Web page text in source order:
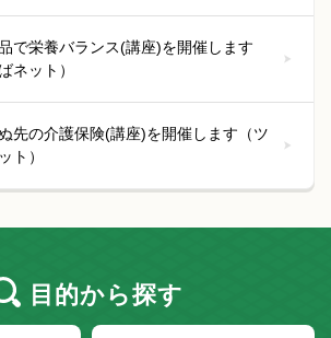
で栄養バランス(講座)を開催します
ネット）
先の介護保険(講座)を開催します（ツ
ト）
目的から探す